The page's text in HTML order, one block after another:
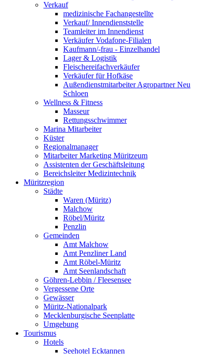
Verkauf
medizinische Fachangestellte
Verkauf/ Innendienststelle
Teamleiter im Innendienst
Verkäufer Vodafone-Filialen
Kaufmann/-frau - Einzelhandel
Lager & Logistik
Fleischereifachverkäufer
Verkäufer für Hofkäse
Außendienstmitarbeiter Agropartner Neu
Schloen
Wellness & Fitness
Masseur
Rettungsschwimmer
Marina Mitarbeiter
Küster
Regionalmanager
Mitarbeiter Marketing Müritzeum
Assistenten der Geschäftsleitung
Bereichsleiter Medizintechnik
Müritzregion
Städte
Waren (Müritz)
Malchow
Röbel/Müritz
Penzlin
Gemeinden
Amt Malchow
Amt Penzliner Land
Amt Röbel-Müritz
Amt Seenlandschaft
Göhren-Lebbin / Fleesensee
Vergessene Orte
Gewässer
Müritz-Nationalpark
Mecklenburgische Seenplatte
Umgebung
Tourismus
Hotels
Seehotel Ecktannen